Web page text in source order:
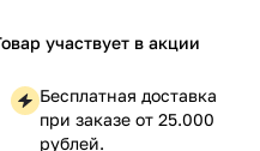
участвует в акции
Бесплатная доставка
при заказе от 25.000
рублей.